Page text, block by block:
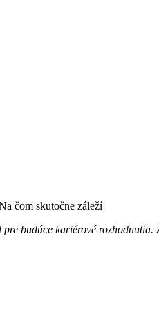
čom skutočne záleží
budúce kariérové